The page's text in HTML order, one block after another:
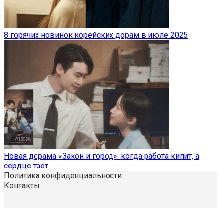
8 горячих новинок корейских дорам в июле 2025
Новая дорама «Закон и город»: когда работа кипит, а
сердце тает
Политика конфиденциальности
Контакты